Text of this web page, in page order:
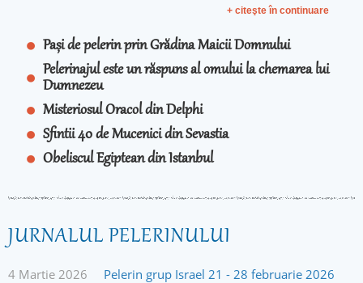
+ citeşte în continuare
Pași de pelerin prin Grădina Maicii Domnului
Pelerinajul este un răspuns al omului la chemarea lui
Dumnezeu
Misteriosul Oracol din Delphi
Sfintii 40 de Mucenici din Sevastia
Obeliscul Egiptean din Istanbul
JURNALUL PELERINULUI
4 Martie 2026 Pelerin grup Israel 21 - 28 februarie 2026